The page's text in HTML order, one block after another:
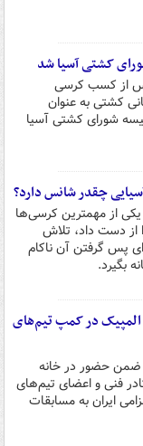
کشتی آسیا شد
از کسب کرسی
کشتی به عنوان
شورای کشتی آسیا
چقدر شانس دارد؟
از مهمترین کرسی‌ها
از دست داد، تلاش
پس گرفتن آن ناکام
بگیرد.
در کمپ تیم‌های
ضمن حضور در خانه
فنی و اعضای تیم‌های
ایران به مسابقات